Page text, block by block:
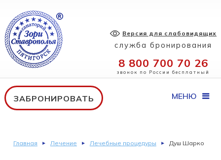
Версия для слабовидящих
служба бронирования
8 800 700 70 26
звонок по России бесплатный
ЗАБРОНИРОВАТЬ МЕНЮ
Главная Лечение Лечебные процедуры Душ Шарко